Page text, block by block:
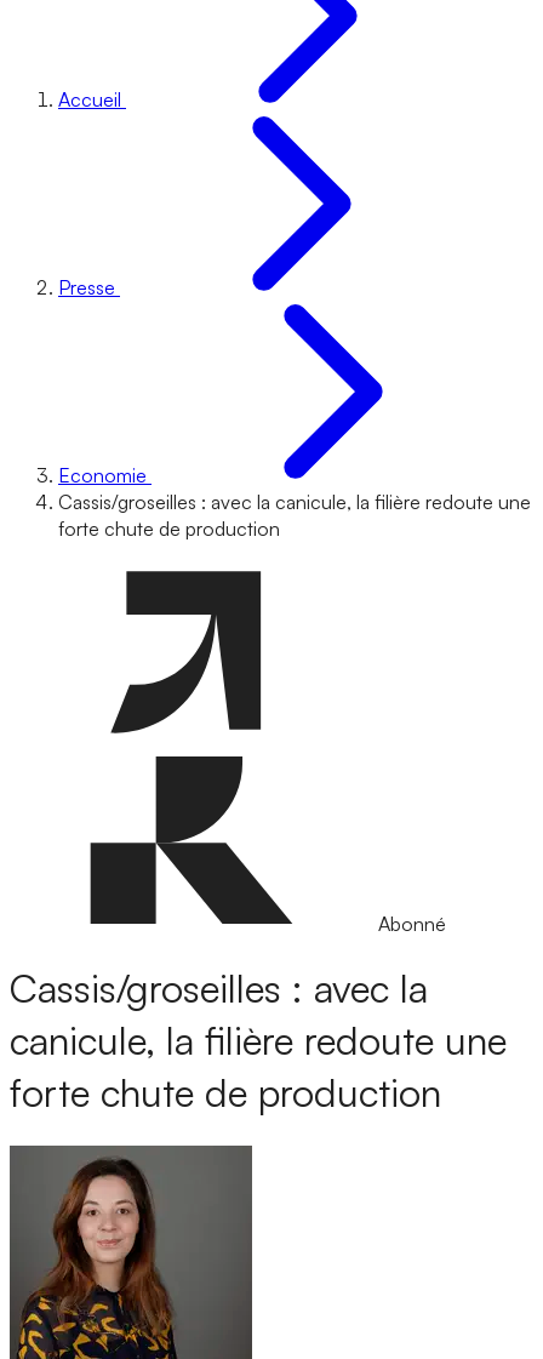
Accueil
Presse
Economie
Cassis/groseilles : avec la canicule, la filière redoute une
forte chute de production
Abonné
Cassis/groseilles : avec la
canicule, la filière redoute une
forte chute de production